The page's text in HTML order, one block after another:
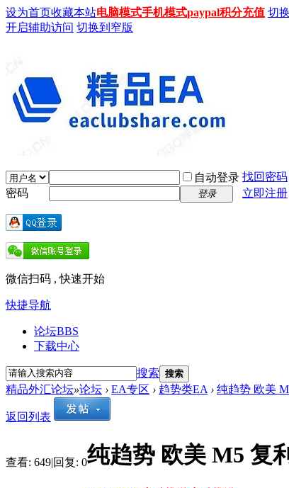
设为首页收藏本站电脑模式手机模式paypal积分充值 切
开启辅助访问 切换到窄版
自动登录 找回密码
密码
登录 立即注册
微信扫码 , 快速开始
快捷导航
论坛BBS
下载中心
搜索 搜索
精品外汇论坛»论坛 › EA专区 › 趋势类EA › 纯趋势 欧美
返回列表
查看: 649|回复: 0纯趋势 欧美 M5 复